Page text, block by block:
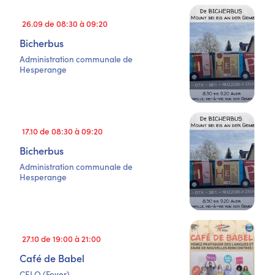
26.09 de 08:30 à 09:20
Bicherbus
Administration communale de
Hesperange
17.10 de 08:30 à 09:20
Bicherbus
Administration communale de
Hesperange
27.10 de 19:00 à 21:00
Café de Babel